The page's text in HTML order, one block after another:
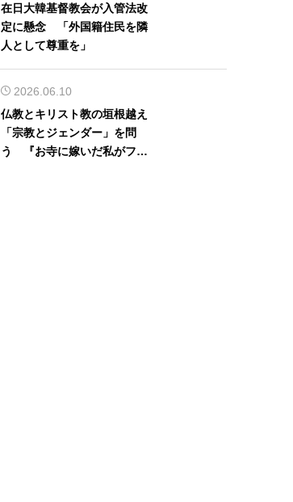
在日大韓基督教会が入管法改
定に懸念 「外国籍住民を隣
人として尊重を」
2026.06.10
仏教とキリスト教の垣根越え
「宗教とジェンダー」を問
う 『お寺に嫁いだ私がフェ